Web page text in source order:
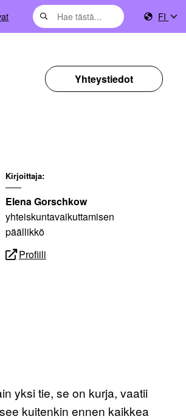
FI
Yhteystiedot
Kirjoittaja:
Elena Gorschkow
yhteiskuntavaikuttamisen
päällikkö
Profiili
yksi tie, se on kurja, vaatii
kuitenkin ennen kaikkea